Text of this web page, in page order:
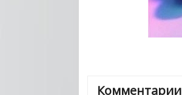
Комментарии